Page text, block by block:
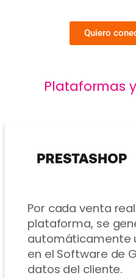
Quiero
Plataformas
Por cada venta
plataforma, se
automáticamente
en el Software de
datos del cliente.